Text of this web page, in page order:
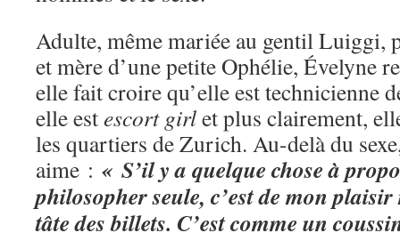
Adulte, même mariée au gentil Luiggi,
et mère d’une petite Ophélie, Évelyne
elle fait croire qu’elle est technicienne
elle estescort girlet plus clairement,
les quartiers de Zurich. Au-delà du
aime : « S’il y a quelque chose à
philosopher seule, c’est de mon
tâte des billets. C’est comme un